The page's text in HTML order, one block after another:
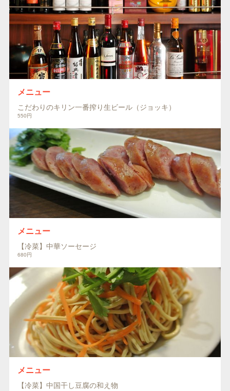
メニュー
こだわりのキリン一番搾り生ビール（ジョッキ）
550円
メニュー
【冷菜】中華ソーセージ
680円
メニュー
【冷菜】中国干し豆腐の和え物